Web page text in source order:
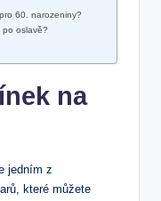
60. narozeniny?
po oslavě?
na
jedním z
které můžete